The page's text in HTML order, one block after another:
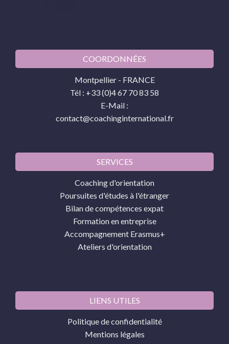
COORDONNÉES
Montpellier - FRANCE
Tél : +33 (0)4 67 70 83 58
E-Mail :
contact@coachinginternational.fr
SERVICES
Coaching d'orientation
Poursuites d'études à l'étranger
Bilan de compétences expat
Formation en entreprise
Accompagnement Erasmus+
Ateliers d'orientation
LIENS UTILES
Politique de confidentialité
Mentions légales